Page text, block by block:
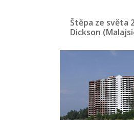
Štěpa ze světa
Dickson